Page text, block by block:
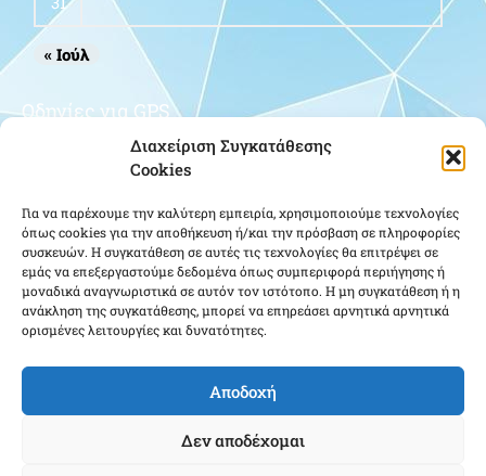
Διαχείριση Συγκατάθεσης
Cookies
Για να παρέχουμε την καλύτερη εμπειρία, χρησιμοποιούμε τεχνολογίες
όπως cookies για την αποθήκευση ή/και την πρόσβαση σε πληροφορίες
συσκευών. Η συγκατάθεση σε αυτές τις τεχνολογίες θα επιτρέψει σε
εμάς να επεξεργαστούμε δεδομένα όπως συμπεριφορά περιήγησης ή
μοναδικά αναγνωριστικά σε αυτόν τον ιστότοπο. Η μη συγκατάθεση ή η
ανάκληση της συγκατάθεσης, μπορεί να επηρεάσει αρνητικά αρνητικά
ορισμένες λειτουργίες και δυνατότητες.
Αποδοχή
Δεν αποδέχομαι
« Ιούλ
Οδηγίες για GPS
Κάντε κλικ για να αποδεχτείτε cookies
εμπορικής προώθησης και να